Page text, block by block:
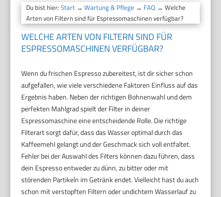
Du bist hier:Start →Wartung & Pflege → FAQ → Welche
Arten von Filtern sind für Espressomaschinen verfügbar?
WELCHE ARTEN VON FILTERN SIND FÜR
ESPRESSOMASCHINEN VERFÜGBAR?
Wenn du frischen Espresso zubereitest, ist dir sicher schon
aufgefallen, wie viele verschiedene Faktoren Einfluss auf das
Ergebnis haben. Neben der richtigen Bohnenwahl und dem
perfekten Mahlgrad spielt der Filter in deiner
Espressomaschine eine entscheidende Rolle. Die richtige
Filterart sorgt dafür, dass das Wasser optimal durch das
Kaffeemehl gelangt und der Geschmack sich voll entfaltet.
Fehler bei der Auswahl des Filters können dazu führen, dass
dein Espresso entweder zu dünn, zu bitter oder mit
störenden Partikeln im Getränk endet. Vielleicht hast du auch
schon mit verstopften Filtern oder undichtem Wasserlauf zu